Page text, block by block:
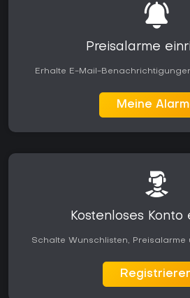
Preisalarme
Erhalte E-Mail-
Meine
Kostenloses Konto
Schalte Wunschlisten,